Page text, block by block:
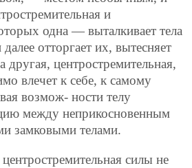
и
одна — выталкивает тела
отторгает их, вытесняет
другая, центростремительная,
влечет к себе, к самому
возмож- ности телу
между неприкосновенным
замковыми телами.
силы не